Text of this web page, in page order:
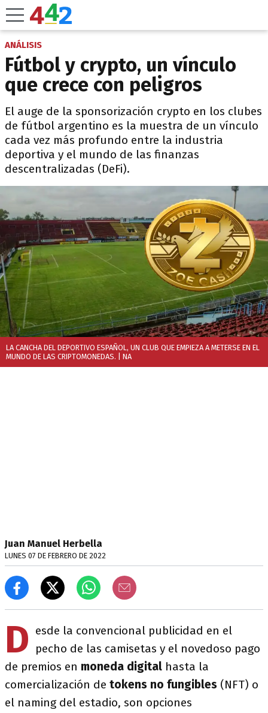
ANÁLISIS
Fútbol y crypto, un vínculo
que crece con peligros
El auge de la sponsorización crypto en los clubes
de fútbol argentino es la muestra de un vínculo
cada vez más profundo entre la industria
deportiva y el mundo de las finanzas
descentralizadas (DeFi).
LA CANCHA DEL DEPORTIVO ESPAÑOL, UN CLUB QUE EMPIEZA A METERSE EN EL
MUNDO DE LAS CRIPTOMONEDAS.
| NA
Juan Manuel Herbella
LUNES 07 DE FEBRERO DE 2022
D esde la convencional publicidad en el
pecho de las camisetas y el novedoso pago
de premios en moneda digital hasta la
comercialización de tokens no fungibles (NFT) o
el naming del estadio, son opciones